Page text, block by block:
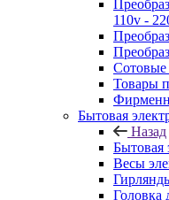
110v -
Сотовые
Товары
Бытовая
Назад
Бытовая
Весы
Головка